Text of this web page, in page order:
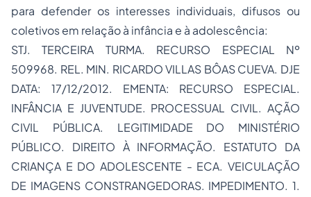
para defender os interesses individuais, difusos ou
coletivos em relação à infância e à adolescência:
STJ. TERCEIRA TURMA. RECURSO ESPECIAL Nº
509968. REL. MIN. RICARDO VILLAS BÔAS CUEVA. DJE
DATA: 17/12/2012. EMENTA: RECURSO ESPECIAL.
INFÂNCIA E JUVENTUDE. PROCESSUAL CIVIL. AÇÃO
CIVIL PÚBLICA. LEGITIMIDADE DO MINISTÉRIO
PÚBLICO. DIREITO À INFORMAÇÃO. ESTATUTO DA
CRIANÇA E DO ADOLESCENTE - ECA. VEICULAÇÃO
DE IMAGENS CONSTRANGEDORAS. IMPEDIMENTO. 1.